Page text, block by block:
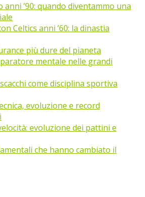
anni ’90: quando diventammo una
Celtics anni ’60: la dinastia
più dure del pianeta
mentale nelle grandi
come disciplina sportiva
evoluzione e record
evoluzione dei pattini e
che hanno cambiato il